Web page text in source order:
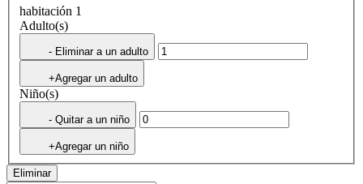
habitación 1
Adulto(s)
- Eliminar a un adulto
+Agregar un adulto
Niño(s)
- Quitar a un niño
+Agregar un niño
Eliminar